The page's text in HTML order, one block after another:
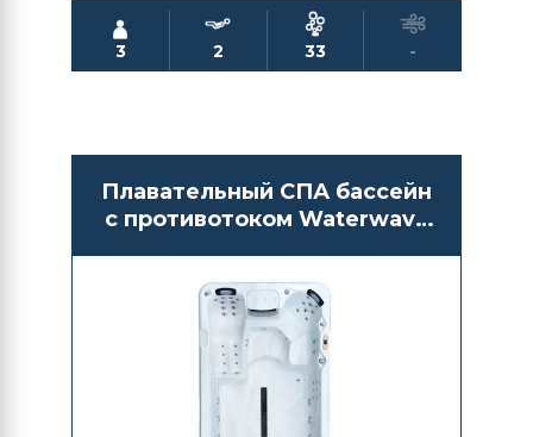
3 2 33 -
Плавательный СПА бассейн
с противотоком Waterwave